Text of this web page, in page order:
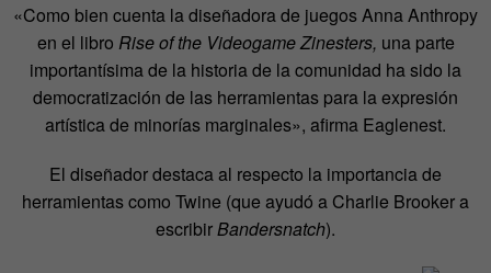
«Como bien cuenta la diseñadora de juegos Anna Anthropy
en el libro Rise of the Videogame Zinesters, una parte
importantísima de la historia de la comunidad ha sido la
democratización de las herramientas para la expresión
artística de minorías marginales», afirma Eaglenest.
El diseñador destaca al respecto la importancia de
herramientas como Twine (que ayudó a Charlie Brooker a
escribirBandersnatch).